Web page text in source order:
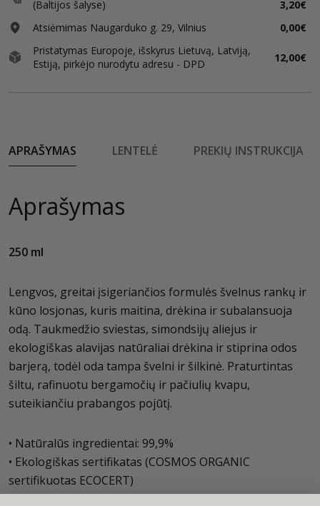
(Baltijos šalyse)
3,20€
Atsiėmimas Naugarduko g. 29, Vilnius
0,00€
Pristatymas Europoje, išskyrus Lietuvą, Latviją,
Estiją, pirkėjo nurodytu adresu - DPD
12,00€
APRAŠYMAS LENTELĖ PREKIŲ INSTRUKCIJA
Aprašymas
250 ml
Lengvos, greitai įsigeriančios formulės švelnus rankų ir
kūno losjonas, kuris maitina, drėkina ir subalansuoja
odą. Taukmedžio sviestas, simondsijų aliejus ir
ekologiškas alavijas natūraliai drėkina ir stiprina odos
barjerą, todėl oda tampa švelni ir šilkinė. Praturtintas
šiltu, rafinuotu bergamočių ir pačiulių kvapu,
suteikiančiu prabangos pojūtį.
• Natūralūs ingredientai: 99,9%
• Ekologiškas sertifikatas (COSMOS ORGANIC
sertifikuotas ECOCERT)
• Veganiška formulė